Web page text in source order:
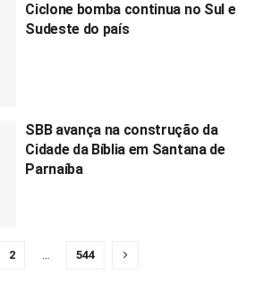
Ciclone bomba continua no Sul e
Sudeste do país
SBB avança na construção da
Cidade da Bíblia em Santana de
Parnaíba
2 544